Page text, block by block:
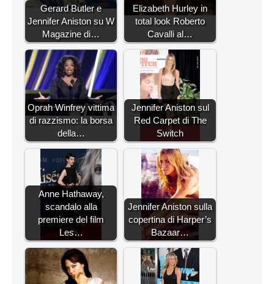
Gerard Butler e
Jennifer Aniston su W
Magazine di…
Elizabeth Hurley in
total look Roberto
Cavalli al…
Oprah Winfrey vittima
di razzismo: la borsa
della…
Jennifer Aniston sul
Red Carpet di The
Switch
Anne Hathaway,
scandalo alla
premiere del film
Les…
Jennifer Aniston sulla
copertina di Harper’s
Bazaar…